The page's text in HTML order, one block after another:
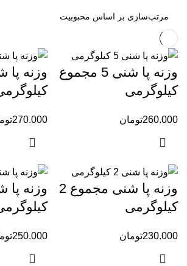
وزنه پا شنی 5 مجموع
کیلوگرمی
تومان260.000
270.000
وزنه پا شنی مجموع 2
کیلوگرمی
تومان230.000
250.000